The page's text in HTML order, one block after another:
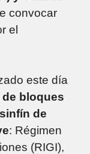
convocar
el
este día
bloques
de
: Régimen
(RIGI),